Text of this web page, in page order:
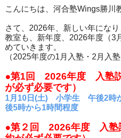
こんにちは、河合塾Wings勝川
さて、2026年、新しい年にな
教室も、新年度、2026年度（3
めていきます。
（2025年度の1月入塾・2月入
●第1回 2026年度 入塾
が必ず必要です）
1月10日(土) 小学生 午後2
後5時から1時間程度
●第２回 2026年度 入塾